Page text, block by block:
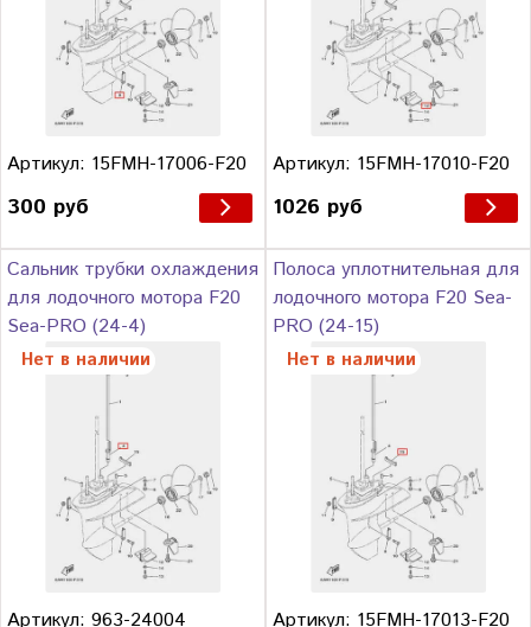
Артикул: 15FMH-17006-F20
300 руб
Артикул: 15FMH-17010-F20
1026 руб
Сальник трубки охлаждения
для лодочного мотора F20
Sea-PRO (24-4)
Нет в наличии
Артикул: 963-24004
Полоса уплотнительная для
лодочного мотора F20 Sea-
PRO (24-15)
Нет в наличии
Артикул: 15FMH-17013-F20